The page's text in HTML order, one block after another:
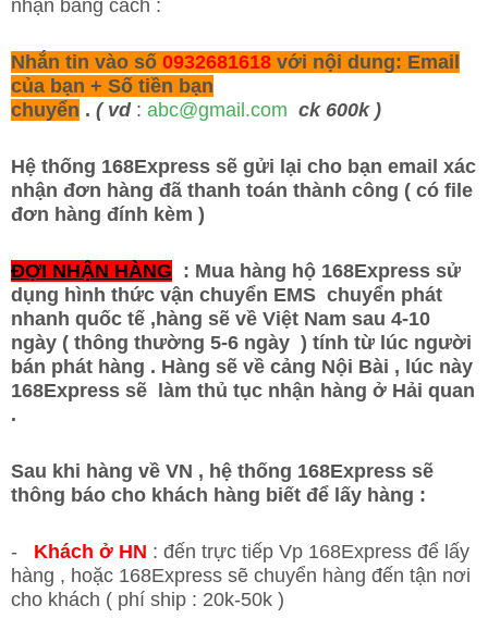
nhận bằng cách :
Nhắn tin vào số 0932681618 với nội dung: Email
của bạn + Số tiền bạn
chuyển . ( vd: abc@gmail.com ck 600k )
Hệ thống 168Express sẽ gửi lại cho bạn email xác
nhận đơn hàng đã thanh toán thành công ( có file
đơn hàng đính kèm )
ĐỢI NHẬN HÀNG : Mua hàng hộ 168Express sử
dụng hình thức vận chuyển EMS chuyển phát
nhanh quốc tế ,hàng sẽ về Việt Nam sau 4-10
ngày ( thông thường 5-6 ngày ) tính từ lúc người
bán phát hàng . Hàng sẽ về cảng Nội Bài , lúc này
168Express sẽ làm thủ tục nhận hàng ở Hải quan
.
Sau khi hàng về VN , hệ thống 168Express sẽ
thông báo cho khách hàng biết để lấy hàng :
- Khách ở HN : đến trực tiếp Vp 168Express để lấy
hàng , hoặc 168Express sẽ chuyển hàng đến tận nơi
cho khách ( phí ship : 20k-50k )